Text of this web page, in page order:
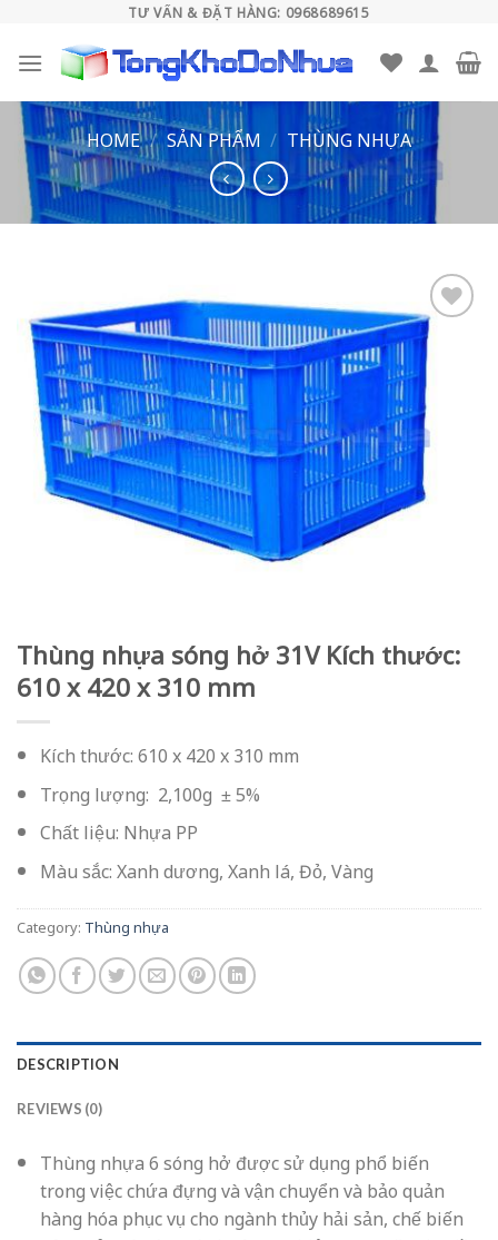
content
TƯ VẤN & ĐẶT HÀNG: 0968689615
HOME / SẢN PHẨM / THÙNG NHỰA
Add to
wishlist
Thùng nhựa sóng hở 31V Kích thước:
610 x 420 x 310 mm
Kích thước: 610 x 420 x 310 mm
Trọng lượng: 2,100g ± 5%
Chất liệu: Nhựa PP
Màu sắc: Xanh dương, Xanh lá, Đỏ, Vàng
Category: Thùng nhựa
DESCRIPTION
REVIEWS (0)
Thùng nhựa 6 sóng hở được sử dụng phổ biến
trong việc chứa đựng và vận chuyển và bảo quản
hàng hóa phục vụ cho ngành thủy hải sản, chế biến